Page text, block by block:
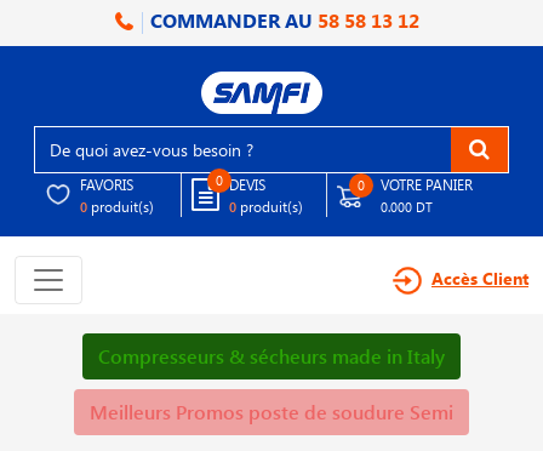
COMMANDER AU 58 58 13 12
FAVORIS
0 produit(s)
0 DEVIS
0 produit(s)
0 VOTRE PANIER
0.000 DT
Accès Client
Compresseurs & sécheurs made in Italy
Meilleurs Promos poste de soudure Semi